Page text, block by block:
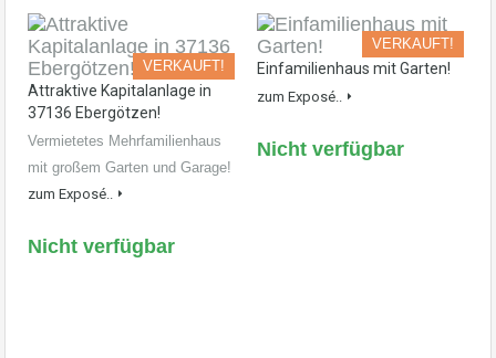
VERKAUFT!
Attraktive Kapitalanlage in
37136 Ebergötzen!
Vermietetes Mehrfamilienhaus
mit großem Garten und Garage!
zum Exposé..
Nicht verfügbar
VERKAUFT!
Einfamilienhaus mit Garten!
zum Exposé..
Nicht verfügbar